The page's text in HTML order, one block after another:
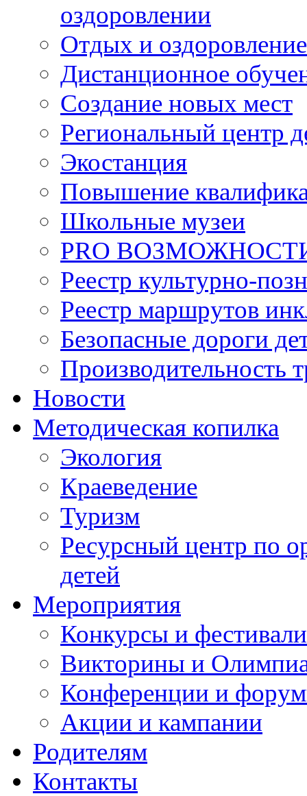
оздоровлении
Отдых и
Дистанционное
Создание новых мест
Региональный центр
Экостанция
Повышение
Школьные музеи
PRO
Реестр культурно-
Реестр маршрутов
Безопасные дороги
Производительность
Новости
Методическая копилка
Экология
Краеведение
Туризм
Ресурсный центр по
детей
Мероприятия
Конкурсы и фестивали
Викторины и
Конференции и
Акции и кампании
Родителям
Контакты